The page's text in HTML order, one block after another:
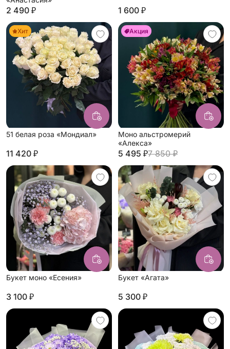
2 490 ₽ 1 600 ₽
Хит
51 белая роза «Мондиал»
11 420 ₽
Акция
Моно альстромерий
«Алекса»
5 495 ₽7 850 ₽
Букет моно «Есения»
3 100 ₽
Букет «Агата»
5 300 ₽